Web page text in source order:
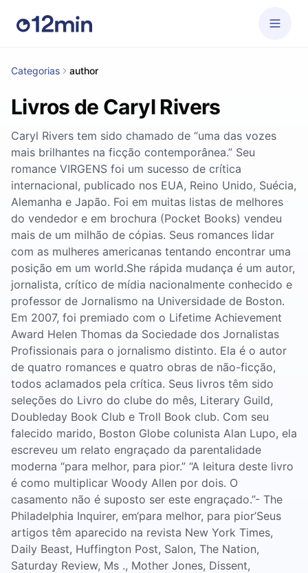
Categorias author
Livros de Caryl Rivers
Caryl Rivers tem sido chamado de “uma das vozes
mais brilhantes na ficção contemporânea.” Seu
romance VIRGENS foi um sucesso de crítica
internacional, publicado nos EUA, Reino Unido, Suécia,
Alemanha e Japão. Foi em muitas listas de melhores
do vendedor e em brochura (Pocket Books) vendeu
mais de um milhão de cópias. Seus romances lidar
com as mulheres americanas tentando encontrar uma
posição em um world.She rápida mudança é um autor,
jornalista, crítico de mídia nacionalmente conhecido e
professor de Jornalismo na Universidade de Boston.
Em 2007, foi premiado com o Lifetime Achievement
Award Helen Thomas da Sociedade dos Jornalistas
Profissionais para o jornalismo distinto. Ela é o autor
de quatro romances e quatro obras de não-ficção,
todos aclamados pela crítica. Seus livros têm sido
seleções do Livro do clube do mês, Literary Guild,
Doubleday Book Club e Troll Book club. Com seu
falecido marido, Boston Globe colunista Alan Lupo, ela
escreveu um relato engraçado da parentalidade
moderna “para melhor, para pior.” “A leitura deste livro
é como multiplicar Woody Allen por dois. O
casamento não é suposto ser este engraçado.”- The
Philadelphia Inquirer, em‘para melhor, para pior’Seus
artigos têm aparecido na revista New York Times,
Daily Beast, Huffington Post, Salon, The Nation,
Saturday Review, Ms ., Mother Jones, Dissent,